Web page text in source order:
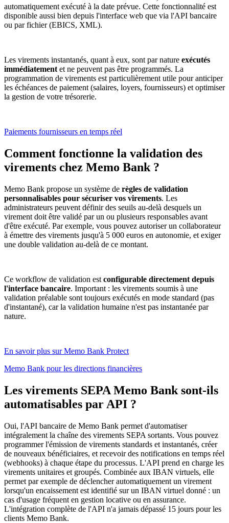
automatiquement exécuté à la date prévue. Cette fonctionnalité est
disponible aussi bien depuis l'interface web que via l'API bancaire
ou par fichier (EBICS, XML).
Les virements instantanés, quant à eux, sont par nature exécutés
immédiatement et ne peuvent pas être programmés. La
programmation de virements est particulièrement utile pour anticiper
les échéances de paiement (salaires, loyers, fournisseurs) et optimiser
la gestion de votre trésorerie.
Paiements fournisseurs en temps réel
Comment fonctionne la validation des
virements chez Memo Bank ?
Memo Bank propose un système de règles de validation
personnalisables pour sécuriser vos virements. Les
administrateurs peuvent définir des seuils au-delà desquels un
virement doit être validé par un ou plusieurs responsables avant
d'être exécuté. Par exemple, vous pouvez autoriser un collaborateur
à émettre des virements jusqu'à 5 000 euros en autonomie, et exiger
une double validation au-delà de ce montant.
Ce workflow de validation est configurable directement depuis
l'interface bancaire. Important : les virements soumis à une
validation préalable sont toujours exécutés en mode standard (pas
d'instantané), car la validation humaine n'est pas instantanée par
nature.
En savoir plus sur Memo Bank Protect
Memo Bank pour les directions financières
Les virements SEPA Memo Bank sont-ils
automatisables par API ?
Oui, l'API bancaire de Memo Bank permet d'automatiser
intégralement la chaîne des virements SEPA sortants. Vous pouvez
programmer l'émission de virements standards et instantanés, créer
de nouveaux bénéficiaires, et recevoir des notifications en temps réel
(webhooks) à chaque étape du processus. L'API prend en charge les
virements unitaires et groupés. Combinée aux IBAN virtuels, elle
permet par exemple de déclencher automatiquement un virement
lorsqu'un encaissement est identifié sur un IBAN virtuel donné : un
cas d'usage fréquent en gestion locative ou en assurance.
L'intégration complète de l'API n'a jamais dépassé 15 jours pour les
clients Memo Bank.